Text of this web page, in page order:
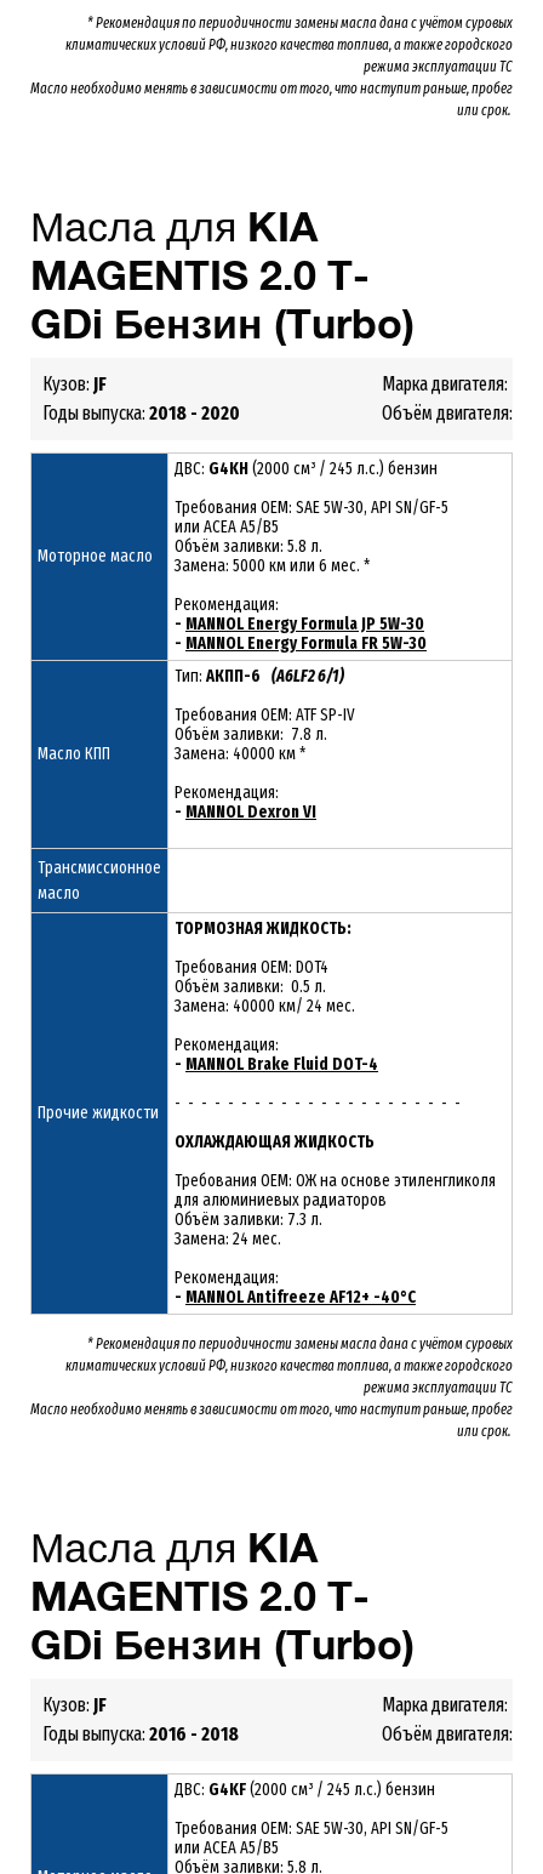
* Рекомендация по периодичности замены масла дана с учётом суровых
климатических условий РФ, низкого качества топлива, а также городского
режима эксплуатации ТС
Масло необходимо менятьв зависимости от того, что наступит раньше, пробег
или срок.
Масла для KIA
MAGENTIS 2.0 T-
GDi Бензин (Turbo)
Кузов: JF
Годы выпуска: 2018 - 2020
Марка двигателя:
Объём двигателя:
Моторное масло
ДВС: G4KH(2000 см³ / 245 л.с.) бензин
Требования ОЕМ: SAE 5W-30, API SN/GF-5
или ACEA A5/B5
Объём заливки: 5.8 л.
Замена: 5000 км или 6 мес. *
Рекомендация:
- MANNOL Energy Formula JP 5W-30
- MANNOL Energy Formula FR 5W-30
Масло КПП
Тип: АКПП-6 (A6LF2 6/1)
Требования OEM: ATF SP-IV
Объём заливки: 7.8 л.
Замена: 40000 км *
Рекомендация:
- MANNOL Dexron VI
Трансмиссионное
масло
Прочие жидкости
ТОРМОЗНАЯ ЖИДКОСТЬ:
Требования OEM: DOT4
Объём заливки: 0.5 л.
Замена: 40000 км/ 24 мес.
Рекомендация:
- MANNOL Brake Fluid DOT-4
- - - - - - - - - - - - - - - - - - - - - -
ОХЛАЖДАЮЩАЯ ЖИДКОСТЬ
Требования OEM: ОЖ на основе этиленгликоля
для алюминиевых радиаторов
Объём заливки: 7.3 л.
Замена: 24 мес.
Рекомендация:
- MANNOL Antifreeze AF12+ -40°C
* Рекомендация по периодичности замены масла дана с учётом суровых
климатических условий РФ, низкого качества топлива, а также городского
режима эксплуатации ТС
Масло необходимо менятьв зависимости от того, что наступит раньше, пробег
или срок.
Масла для KIA
MAGENTIS 2.0 T-
GDi Бензин (Turbo)
Кузов: JF
Годы выпуска: 2016 - 2018
Марка двигателя:
Объём двигателя:
ДВС: G4KF(2000 см³ / 245 л.с.) бензин
Требования ОЕМ: SAE 5W-30, API SN/GF-5
или ACEA A5/B5
Объём заливки: 5.8 л.